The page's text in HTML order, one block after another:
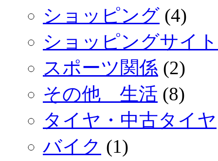
ショッピング (4)
ショッピングサイト
スポーツ関係 (2)
その他 生活 (8)
タイヤ・中古タイヤ
バイク (1)